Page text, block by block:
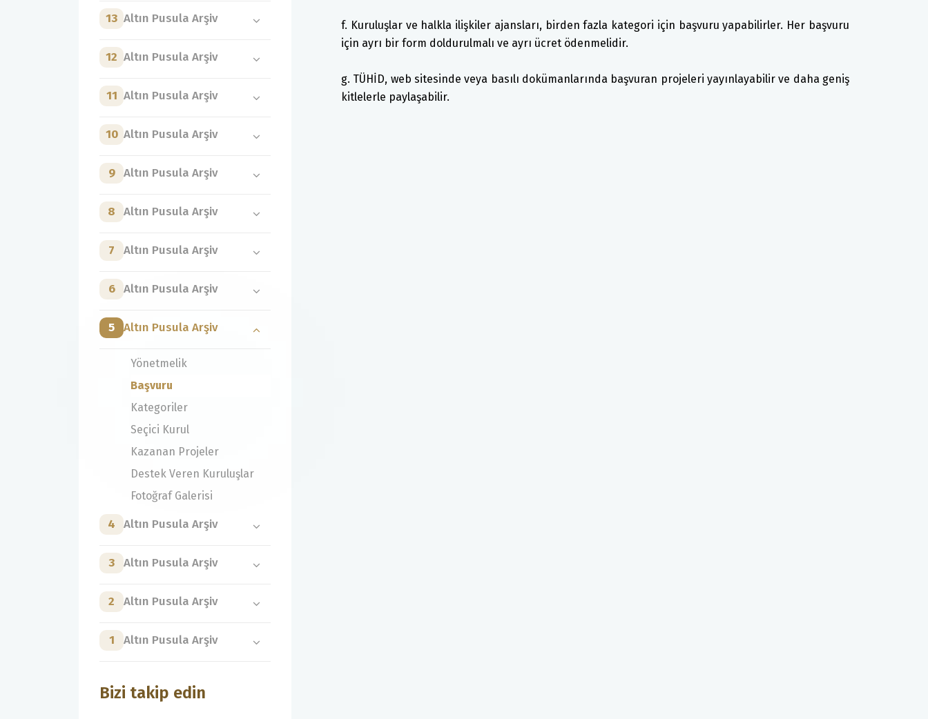
f. Kuruluşlar ve halkla ilişkiler ajansları, birden fazla kategori için başvuru yapabilirler. Her başvuru
için ayrı bir form doldurulmalı ve ayrı ücret ödenmelidir.
g. TÜHİD, web sitesinde veya basılı dokümanlarında başvuran projeleri yayınlayabilir ve daha geniş
kitlelerle paylaşabilir.
13 Altın Pusula Arşiv
12 Altın Pusula Arşiv
11 Altın Pusula Arşiv
10 Altın Pusula Arşiv
9 Altın Pusula Arşiv
8 Altın Pusula Arşiv
7 Altın Pusula Arşiv
6 Altın Pusula Arşiv
5 Altın Pusula Arşiv
Yönetmelik
Başvuru
Kategoriler
Seçici Kurul
Kazanan Projeler
Destek Veren Kuruluşlar
Fotoğraf Galerisi
4 Altın Pusula Arşiv
3 Altın Pusula Arşiv
2 Altın Pusula Arşiv
1 Altın Pusula Arşiv
Bizi takip edin